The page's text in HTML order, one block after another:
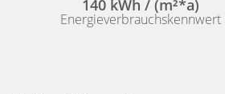
140 kWh / (m²*a)
Energieverbrauchskennwert